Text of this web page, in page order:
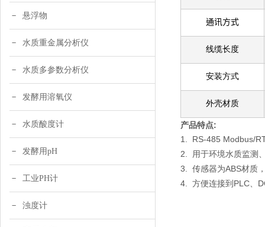
悬浮物
水质重金属分析仪
水质多参数分析仪
发酵用溶氧仪
水质酸度计
发酵用pH
工业PH计
浊度计
通讯方式
线缆长度
安装方式
外壳材质
产品特点:
1. RS-485 Modbus/
2. 用于环境水质监测
3. 传感器为ABS材质
4. 方便连接到 PLC、